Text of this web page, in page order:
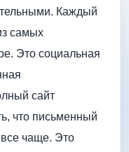
Каждый
самых
Это социальная
сайт
что письменный
все чаще. Это